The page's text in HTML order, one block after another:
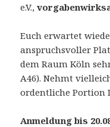
e.V.,
Euch erwartet
anspruchsvoller
dem Raum Köln
A46). Nehmt
ordentliche Portion
Anmeldung bis